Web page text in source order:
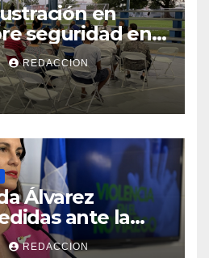
en
seguridad en
REDACCION
Álvarez
ante la
noviazgo
REDACCION